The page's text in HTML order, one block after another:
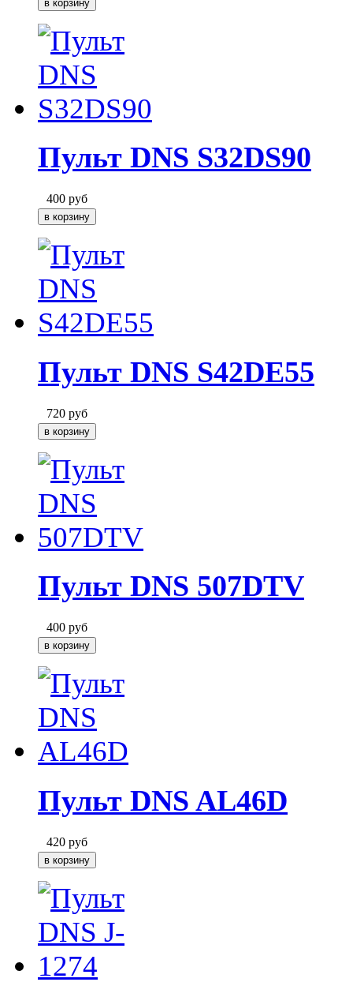
Пульт DNS S32DS90
400 руб
Пульт DNS S42DE55
720 руб
Пульт DNS 507DTV
400 руб
Пульт DNS AL46D
420 руб